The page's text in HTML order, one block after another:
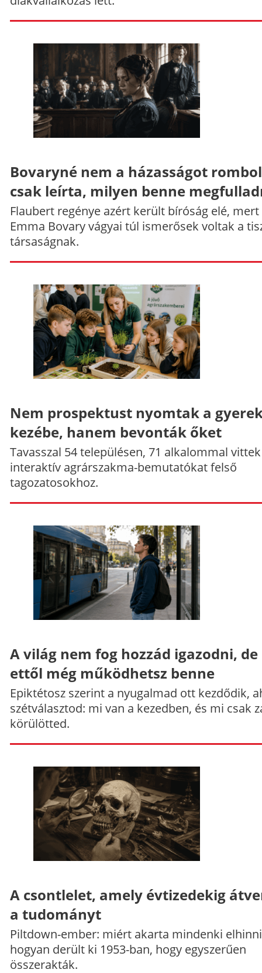
Bovaryné nem a házasságot
csak leírta, milyen benne
Flaubert regénye azért került bíróság elé, mert
Emma Bovary vágyai túl ismerősek voltak a
társaságnak.
Nem prospektust nyomtak a
kezébe, hanem bevonták őket
Tavasszal 54 településen, 71 alkalommal vittek
interaktív agrárszakma-bemutatókat felső
tagozatosokhoz.
A világ nem fog hozzád igazodni, de
ettől még működhetsz benne
Epiktétosz szerint a nyugalmad ott kezdődik,
szétválasztod: mi van a kezedben, és mi csak
körülötted.
A csontlelet, amely évtizedekig
a tudományt
Piltdown-ember: miért akarta mindenki
hogyan derült ki 1953-ban, hogy egyszerűen
összerakták.